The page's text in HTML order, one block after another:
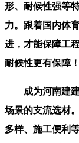
形、耐候性强等
力。跟着国内体
进，才能保障工
耐候性更有保障！
成为河南建建
场景的支流选材
多样、施工便利